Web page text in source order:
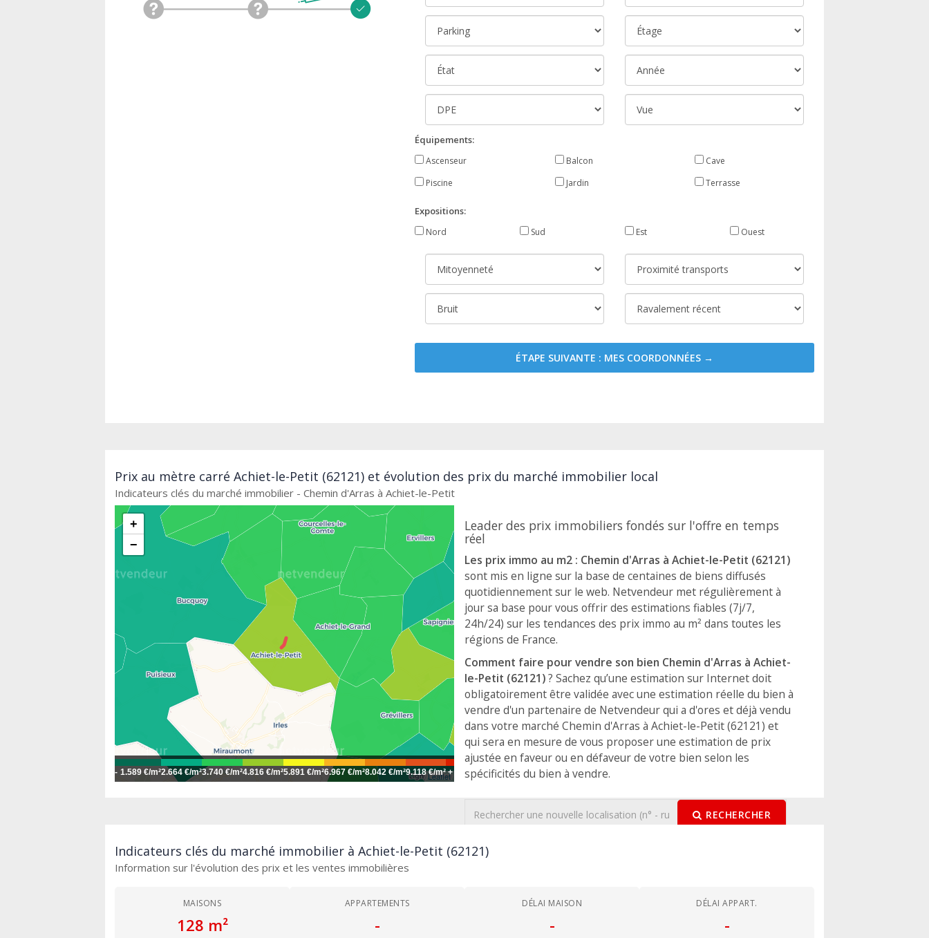
Équipements:
Ascenseur Balcon
Cave
Piscine
Jardin Terrasse
Expositions:
Nord Sud Est Ouest
ÉTAPE SUIVANTE : MES COORDONNÉES →
Prix au mètre carré Achiet-le-Petit (62121) et évolution des prix du marché immobilier local
Indicateurs clés du marché immobilier - Chemin d'Arras à Achiet-le-Petit
+
−
Leaflet
- 1.589 €/m²2.664 €/m²3.740 €/m²4.816 €/m²5.891 €/m²6.967 €/m²8.042 €/m²9.118 €/m²+
Leader des prix immobiliers fondés sur l'offre en temps
réel
Les prix immo au m2 : Chemin d'Arras à Achiet-le-Petit (62121)
sont mis en ligne sur la base de centaines de biens diffusés
quotidiennement sur le web. Netvendeur met régulièrement à
jour sa base pour vous offrir des estimations fiables (7j/7,
24h/24) sur les tendances des prix immo au m² dans toutes les
régions de France.
Comment faire pour vendre son bien Chemin d'Arras à Achiet-
le-Petit (62121)? Sachez qu’une estimation sur Internet doit
obligatoirement être validée avec une estimation réelle du bien à
vendre d'un partenaire de Netvendeur qui a d'ores et déjà vendu
dans votre marché Chemin d'Arras à Achiet-le-Petit (62121) et
qui sera en mesure de vous proposer une estimation de prix
ajustée en faveur ou en défaveur de votre bien selon les
spécificités du bien à vendre.
RECHERCHER
Indicateurs clés du marché immobilier à Achiet-le-Petit (62121)
Information sur l'évolution des prix et les ventes immobilières
MAISONS
128 m²
APPARTEMENTS
-
DÉLAI MAISON
-
DÉLAI APPART.
-